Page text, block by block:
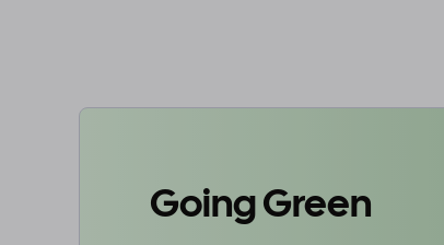
Going Green